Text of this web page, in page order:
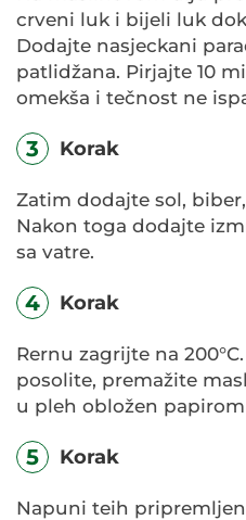
crveni luk i bijeli luk
Dodajte nasjeckani
patlidžana. Pirjajte 10
omekša i tečnost ne
3 Korak
Zatim dodajte sol,
Nakon toga dodajte
sa vatre.
4 Korak
Rernu zagrijte na
posolite, premažite
u pleh obložen papirom
5 Korak
Napuni teih